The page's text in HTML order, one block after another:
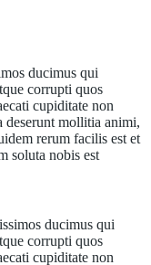
ducimus qui
corrupti quos
cupiditate non
mollitia animi,
rerum facilis est et
soluta nobis est
ducimus qui
corrupti quos
cupiditate non